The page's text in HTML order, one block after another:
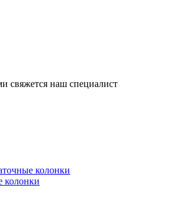
свяжется наш специалист
колонки
колонки